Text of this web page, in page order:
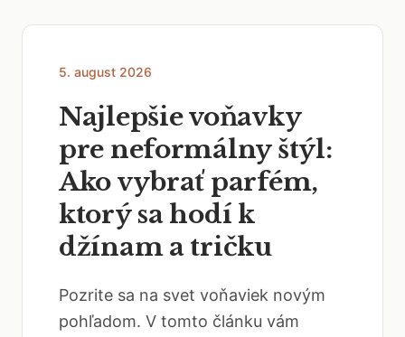
5. august 2026
Najlepšie voňavky
pre neformálny štýl:
Ako vybrať parfém,
ktorý sa hodí k
džínam a tričku
Pozrite sa na svet voňaviek novým
pohľadom. V tomto článku vám